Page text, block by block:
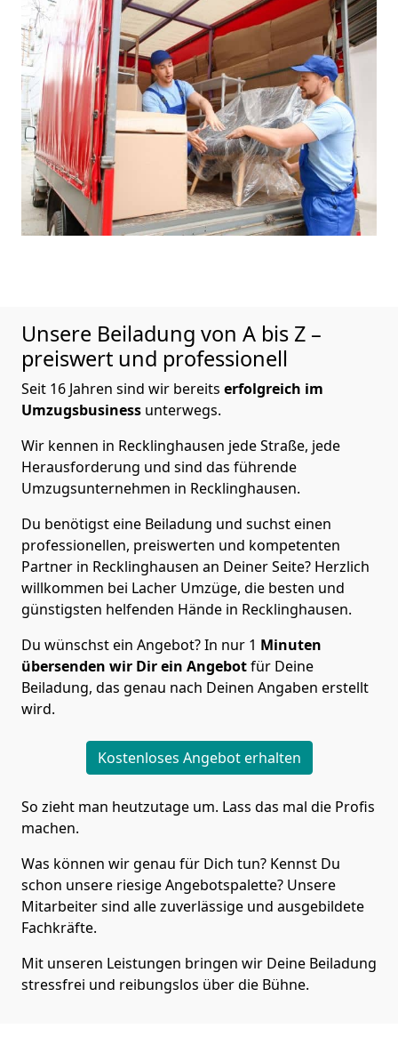
Unsere Beiladung von A bis Z –
preiswert und professionell
Seit 16 Jahren sind wir bereits erfolgreich im
Umzugsbusiness unterwegs.
Wir kennen in Recklinghausen jede Straße, jede
Herausforderung und sind das führende
Umzugsunternehmen in Recklinghausen.
Du benötigst eine Beiladung und suchst einen
professionellen, preiswerten und kompetenten
Partner in Recklinghausen an Deiner Seite? Herzlich
willkommen bei Lacher Umzüge, die besten und
günstigsten helfenden Hände in Recklinghausen.
Du wünschst ein Angebot? In nur 1 Minuten
übersenden wir Dir ein Angebotfür Deine
Beiladung, das genau nach Deinen Angaben erstellt
wird.
Kostenloses Angebot erhalten
So zieht man heutzutage um. Lass das mal die Profis
machen.
Was können wir genau für Dich tun? Kennst Du
schon unsere riesige Angebotspalette? Unsere
Mitarbeiter sind alle zuverlässige und ausgebildete
Fachkräfte.
Mit unseren Leistungen bringen wir Deine Beiladung
stressfrei und reibungslos über die Bühne.